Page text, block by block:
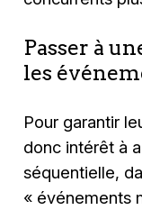
Passer à
les
Pour garantir
donc intérêt à
séquentielle,
« événements